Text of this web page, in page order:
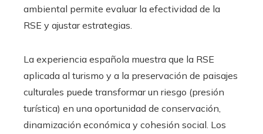
ambiental permite evaluar la efectividad de la
RSE y ajustar estrategias.
La experiencia española muestra que la RSE
aplicada al turismo y a la preservación de paisajes
culturales puede transformar un riesgo (presión
turística) en una oportunidad de conservación,
dinamización económica y cohesión social. Los